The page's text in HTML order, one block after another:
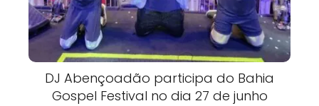
DJ Abençoadão participa do Bahia
Gospel Festival no dia 27 de junho